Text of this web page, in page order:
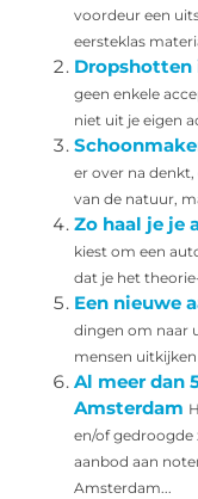
voordeur een
eersteklas
Dropshotten
geen enkele
niet uit je eigen
er over na
van de natuur,
Zo haal je je
kiest om een
dat je het
Een nieuwe
dingen om naar
mensen
Al meer dan
Amsterdam
en/of
aanbod aan
Amsterdam...